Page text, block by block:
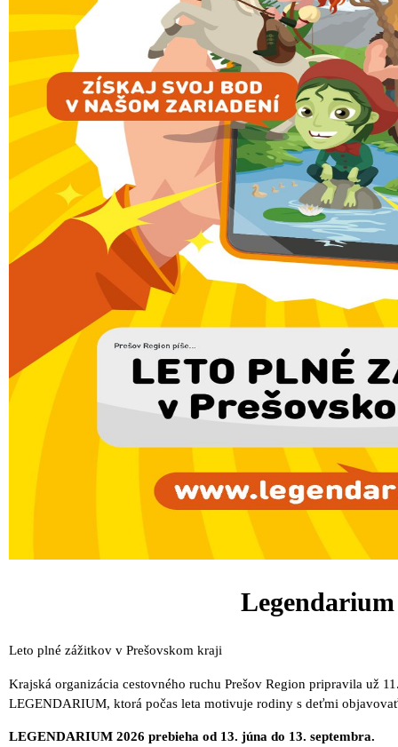
Legendarium
Leto plné zážitkov v Prešovskom kraji
Krajská organizácia cestovného ruchu Prešov Region pripravila už
LEGENDARIUM, ktorá počas leta motivuje rodiny s deťmi
LEGENDARIUM 2026 prebieha od 13. júna do 13. septembra.